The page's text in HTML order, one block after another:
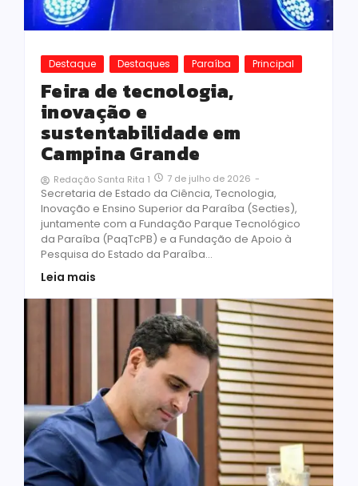
Destaque Destaques Paraíba Principal
Feira de tecnologia,
inovação e
sustentabilidade em
Campina Grande
Redação Santa Rita 1 7 de julho de 2026 -
Secretaria de Estado da Ciência, Tecnologia,
Inovação e Ensino Superior da Paraíba (Secties),
juntamente com a Fundação Parque Tecnológico
da Paraíba (PaqTcPB) e a Fundação de Apoio à
Pesquisa do Estado da Paraíba...
Leia mais